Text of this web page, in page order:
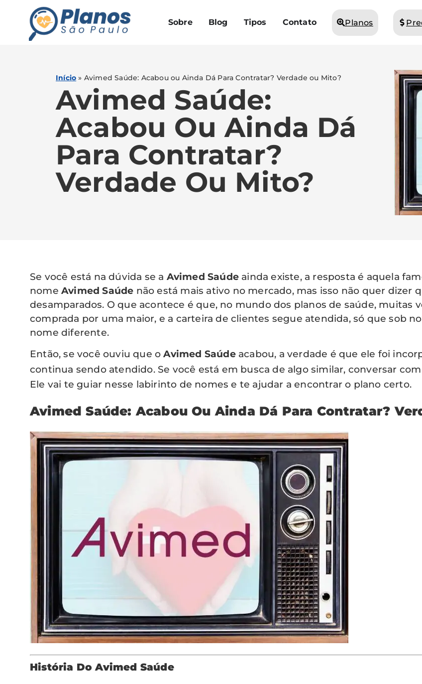
Sobre Blog Tipos Contato Planos
Início » Avimed Saúde: Acabou ou Ainda Dá Para Contratar? Verdade ou Mito?
Avimed Saúde:
Acabou Ou Ainda Dá
Para Contratar?
Verdade Ou Mito?
Se você está na dúvida se a Avimed Saúde ainda existe, a resposta é aquela
nome Avimed Saúde não está mais ativo no mercado, mas isso não quer dizer
desamparados. O que acontece é que, no mundo dos planos de saúde, muitas
comprada por uma maior, e a carteira de clientes segue atendida, só que sob
nome diferente.
Então, se você ouviu que oAvimed Saúdeacabou, a verdade é que ele foi
continua sendo atendido. Se você está em busca de algo similar, conversar
Ele vai te guiar nesse labirinto de nomes e te ajudar a encontrar o plano certo.
Avimed Saúde: Acabou Ou Ainda Dá Para Contratar?
História Do Avimed Saúde